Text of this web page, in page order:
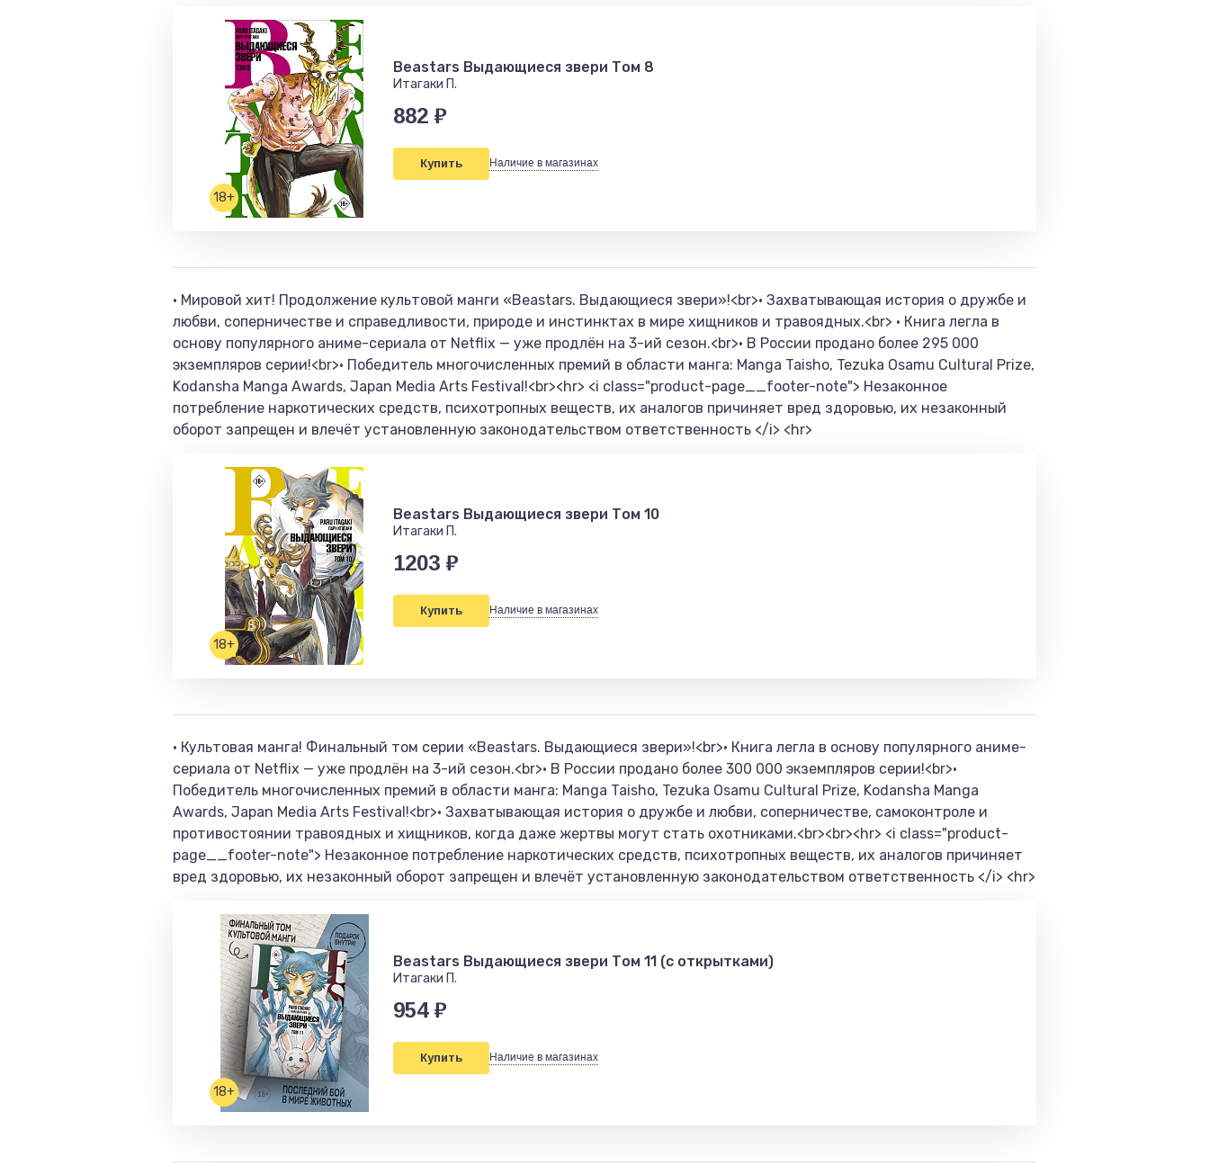
18+
Beastars Выдающиеся звери Том 8
Итагаки П.
882 ₽
Купить Наличие в магазинах
• Мировой хит! Продолжение культовой манги «Beastars. Выдающиеся звери»!<br>• Захватывающая история о дружбе и
любви, соперничестве и справедливости, природе и инстинктах в мире хищников и травоядных.<br> • Книга легла в
основу популярного аниме-сериала от Netflix — уже продлён на 3-ий сезон.<br>• В России продано более 295 000
экземпляров серии!<br>• Победитель многочисленных премий в области манга: Manga Taisho, Tezuka Osamu Cultural Prize,
Kodansha Manga Awards, Japan Media Arts Festival!<br><hr> <i class="product-page__footer-note"> Незаконное
потребление наркотических средств, психотропных веществ, их аналогов причиняет вред здоровью, их незаконный
оборот запрещен и влечёт установленную законодательством ответственность </i> <hr>
18+
Beastars Выдающиеся звери Том 10
Итагаки П.
1203 ₽
Купить Наличие в магазинах
• Культовая манга! Финальный том серии «Beastars. Выдающиеся звери»!<br>• Книга легла в основу популярного аниме-
сериала от Netflix — уже продлён на 3-ий сезон.<br>• В России продано более 300 000 экземпляров серии!<br>•
Победитель многочисленных премий в области манга: Manga Taisho, Tezuka Osamu Cultural Prize, Kodansha Manga
Awards, Japan Media Arts Festival!<br>• Захватывающая история о дружбе и любви, соперничестве, самоконтроле и
противостоянии травоядных и хищников, когда даже жертвы могут стать охотниками.<br><br><hr> <i class="product-
page__footer-note"> Незаконное потребление наркотических средств, психотропных веществ, их аналогов причиняет
вред здоровью, их незаконный оборот запрещен и влечёт установленную законодательством ответственность </i> <hr>
18+
Beastars Выдающиеся звери Том 11 (с открытками)
Итагаки П.
954 ₽
Купить Наличие в магазинах